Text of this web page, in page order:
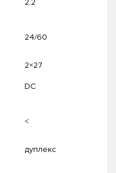
2,2
24/60
2×27
DC
<
дуплекс